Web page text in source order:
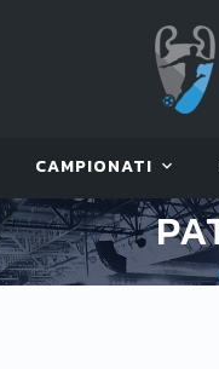
CAMPIONATI